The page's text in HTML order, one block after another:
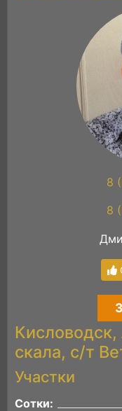
8
8
скала, с/т
Участки
Сотки: